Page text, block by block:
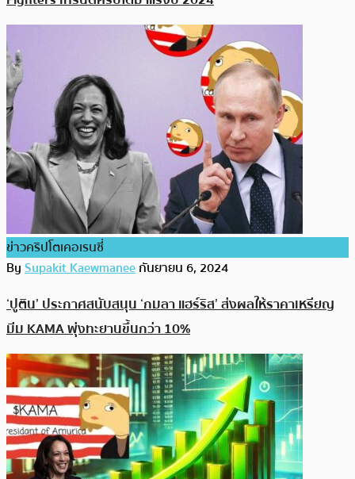
ข่าวคริปโตเคอเรนซี่
BySupakit Kaewmaneeกันยายน 6, 2024
‘ปูติน’ ประกาศสนับสนุน ‘กมลา แฮร์ริส’ ส่งผลให้ราคาเหรียญ
มีม KAMA พุ่งทะยานขึ้นกว่า 10%